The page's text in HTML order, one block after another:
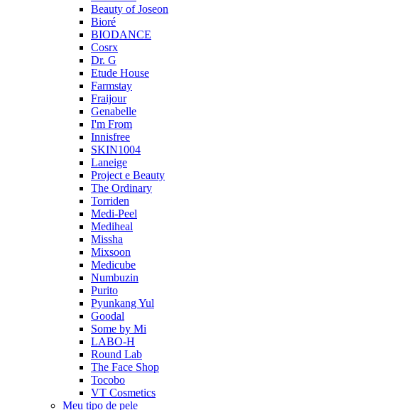
Beauty of Joseon
Bioré
BIODANCE
Cosrx
Dr. G
Etude House
Farmstay
Fraijour
Genabelle
I'm From
Innisfree
SKIN1004
Laneige
Project e Beauty
The Ordinary
Torriden
Medi-Peel
Mediheal
Missha
Mixsoon
Medicube
Numbuzin
Purito
Pyunkang Yul
Goodal
Some by Mi
LABO-H
Round Lab
The Face Shop
Tocobo
VT Cosmetics
Meu tipo de pele